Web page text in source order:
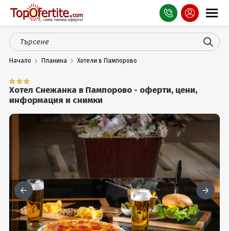
Оферти
СПА
Планина
Празници
Турция
Гърция
Услуги
Начало Планина Хотели в Пампорово
Хотел Снежанка в Пампорово - оферти, цени,
информация и снимки